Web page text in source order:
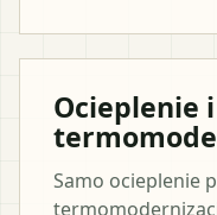
Ocieplenie
Samo ocieplenie